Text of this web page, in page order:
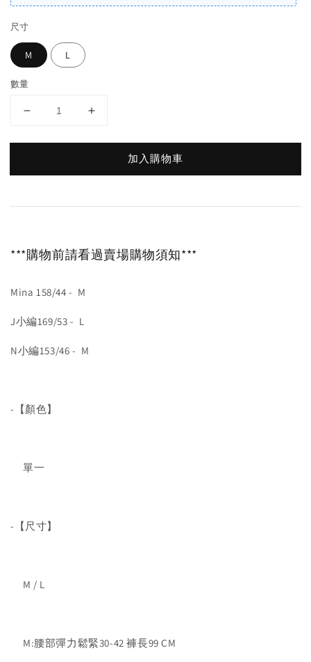
尺寸
M L
數量
加入購物車
***購物前請看過賣場購物須知***
Mina 158/44 - M
J小編169/53 - L
N小編153/46 - M
-【顏色】
單一
-【尺寸】
M / L
M:腰部彈力鬆緊30-42 褲長99 CM